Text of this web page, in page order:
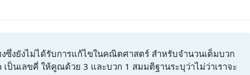
งยังไม่ได้รับการแก้ไขในคณิตศาสตร์ สำหรับจำนวนเต็มบวก
ป็นเลขคี่ ให้คูณด้วย 3 และบวก 1 สมมติฐานระบุว่าไม่ว่าเราจะ